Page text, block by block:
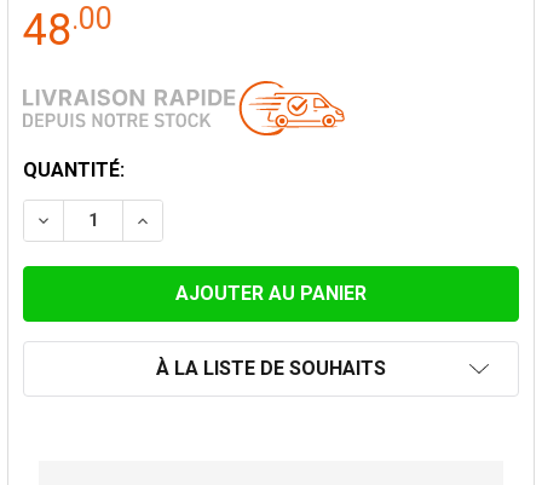
48.00
STOCK
ACTUEL:
QUANTITÉ:
DIMINUER LA QUANTITÉ DE RÉDUCTION INOX NOIR
AUGMENTER LA QUANTITÉ DE RÉDUCTION
À LA LISTE DE SOUHAITS